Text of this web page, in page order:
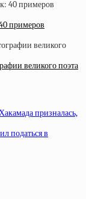
примеров
великого поэта
призналась,
податься в